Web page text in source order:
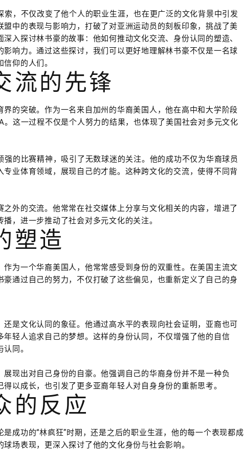
，不仅改变了他个人的职业生涯，也在更广泛的文化背景中引发
中的表现与影响力，打破了对亚洲运动员的刻板印象，挑战了美
入探讨林书豪的故事：他如何推动文化交流、身份认同的塑造、
响力。通过这些探讨，我们可以更好地理解林书豪不仅是一名球
仰的人们。
流的先锋
的突破。作为一名来自加州的华裔美国人，他在高中和大学阶段
这一过程不仅是个人努力的结果，也体现了美国社会对多元文化
的比赛精神，吸引了无数球迷的关注。他的成功不仅为华裔球员
业体育领域，展现自己的才能。这种跨文化的交流，使得不同背
外的交流。他常常在社交媒体上分享与文化相关的内容，增进了
，进一步推动了社会对多元文化的关注。
塑造
为一个华裔美国人，他常常感受到身份的双重性。在美国主流文
通过自己的努力，不仅打破了这些偏见，也重新定义了自己的身
是文化认同的象征。他通过高水平的表现向社会证明，亚裔也可
轻人追求自己的梦想。这样的身份认同，不仅增强了他的自信
同。
现出对自己身份的自豪。他强调自己的华裔身份并不是一种负
以成长，也引发了更多亚裔年轻人对自身身份的重新思考。
的反应
成功的“林疯狂”时期，还是之后的职业生涯，他的每一个表现都成
场表现，更深入探讨了他的文化身份与社会影响。